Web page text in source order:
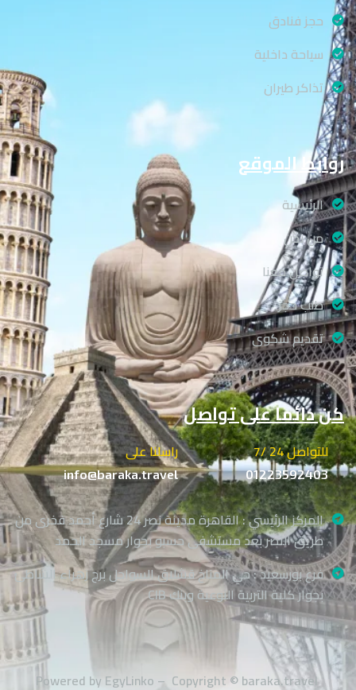
حجز فنادق
سياحة داخلية
تذاكر طيران
روابط الموقع
الرئيسية
من نحن
تواصل معنا
طلب حجز
تقديم شكوى
كن دائما على تواصل
للتواصل 24 /7
01223592403
راسلنا على
info@baraka.travel
المركز الرئيسي : القاهرة مدينة نصر 24 شارع أحمد فخرى من
طريق النصر بعد مستشفى حسبو بجوار مسجد الحمد
فرع بورسعيد : حي المناخ قشلاق السواحل برج زهراء الشاطئ
بجوار كلية التربية النوعية وبنك CIB
Powered by EgyLinko – Copyright © baraka.travel